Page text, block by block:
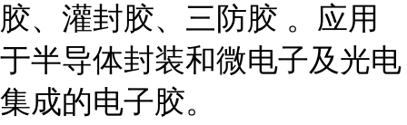
胶、灌封胶、三防胶 。应用
于半导体封装和微电子及光电
集成的电子胶。